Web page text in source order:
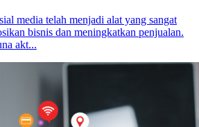
media telah menjadi alat yang sangat
bisnis dan meningkatkan penjualan.
akt...